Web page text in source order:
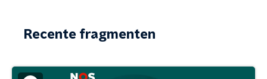
Recente fragmenten